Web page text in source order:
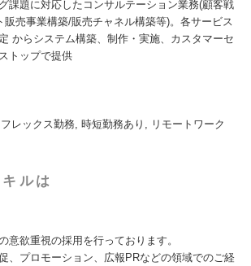
課題に対応したコンサルテーション業務(顧客戦
販売事業構築/販売チャネル構築等)。各サービス
からシステム構築、制作・実施、カスタマーセ
トップで提供
レックス勤務, 時短勤務あり, リモートワーク
ルは
意欲重視の採用を行っております。
、プロモーション、広報PRなどの領域でのご経